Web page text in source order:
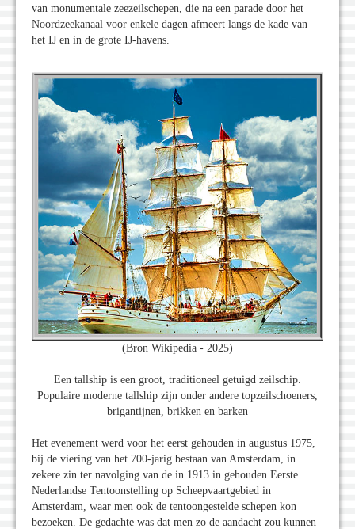
van monumentale zeezeilschepen, die na een parade door het
Noordzeekanaal voor enkele dagen afmeert langs de kade van
het IJ en in de grote IJ-havens.
(Bron Wikipedia - 2025)
Een tallship is een groot, traditioneel getuigd zeilschip.
Populaire moderne tallship zijn onder andere topzeilschoeners,
brigantijnen, brikken en barken
Het evenement werd voor het eerst gehouden in augustus 1975,
bij de viering van het 700-jarig bestaan van Amsterdam, in
zekere zin ter navolging van de in 1913 in gehouden Eerste
Nederlandse Tentoonstelling op Scheepvaartgebied in
Amsterdam, waar men ook de tentoongestelde schepen kon
bezoeken. De gedachte was dat men zo de aandacht zou kunnen